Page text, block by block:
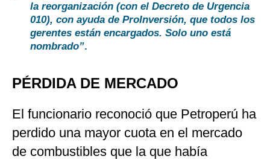
la reorganización (con el Decreto de Urgencia
010), con ayuda de ProInversión, que todos los
gerentes están encargados. Solo uno está
nombrado”.
PÉRDIDA DE MERCADO
El funcionario reconoció que Petroperú ha
perdido una mayor cuota en el mercado
de combustibles que la que había